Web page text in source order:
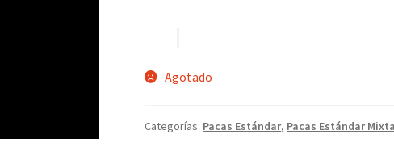
Agotado
Categorías: Pacas Estándar, Pacas Estándar